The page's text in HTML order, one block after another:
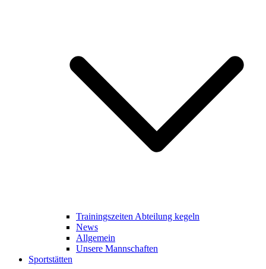
Trainingszeiten Abteilung kegeln
News
Allgemein
Unsere Mannschaften
Sportstätten